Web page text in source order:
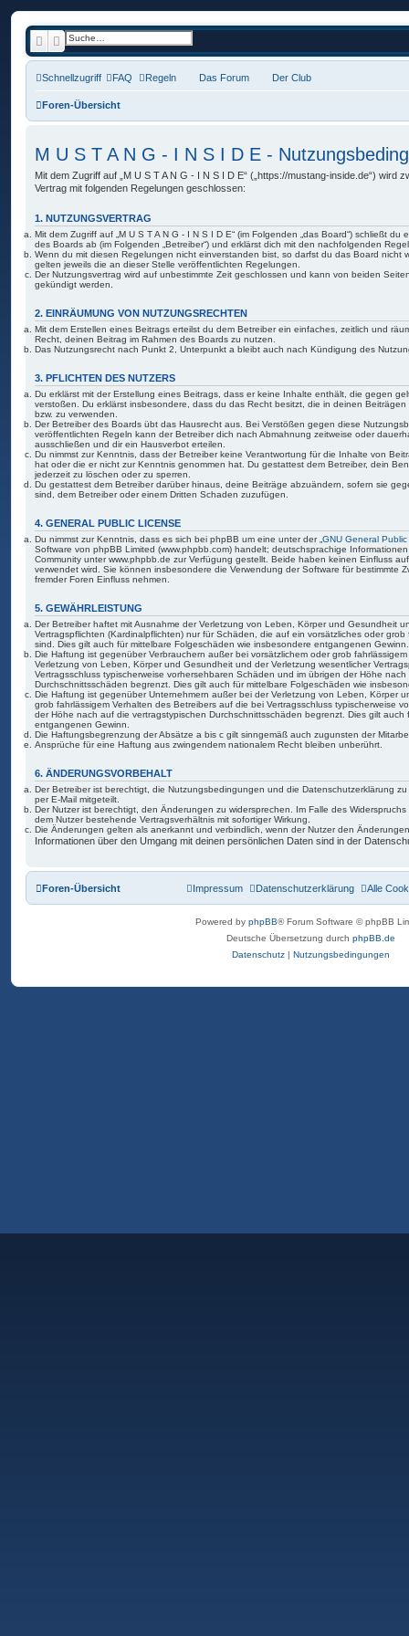
SucheErweiterte Suche
Schnellzugriff FAQ Regeln Das Forum Der Club
Foren-Übersicht
M U S T A N G - I N S I D E -
Mit dem Zugriff auf „M U S T A N G - I N S I D E“ („https://mustang-inside.de“) wird
Vertrag mit folgenden Regelungen geschlossen:
1. NUTZUNGSVERTRAG
Mit dem Zugriff auf „M U S T A N G - I N S I D E“ (im Folgenden „das Board“) schließt
des Boards ab (im Folgenden „Betreiber“) und erklärst dich mit den nachfolgenden
Wenn du mit diesen Regelungen nicht einverstanden bist, so darfst du das Board nicht
gelten jeweils die an dieser Stelle veröffentlichten Regelungen.
Der Nutzungsvertrag wird auf unbestimmte Zeit geschlossen und kann von beiden
gekündigt werden.
2. EINRÄUMUNG VON NUTZUNGSRECHTEN
Mit dem Erstellen eines Beitrags erteilst du dem Betreiber ein einfaches, zeitlich und
Recht, deinen Beitrag im Rahmen des Boards zu nutzen.
Das Nutzungsrecht nach Punkt 2, Unterpunkt a bleibt auch nach Kündigung des
3. PFLICHTEN DES NUTZERS
Du erklärst mit der Erstellung eines Beitrags, dass er keine Inhalte enthält, die gegen
verstoßen. Du erklärst insbesondere, dass du das Recht besitzt, die in deinen
bzw. zu verwenden.
Der Betreiber des Boards übt das Hausrecht aus. Bei Verstößen gegen diese
veröffentlichten Regeln kann der Betreiber dich nach Abmahnung zeitweise oder
ausschließen und dir ein Hausverbot erteilen.
Du nimmst zur Kenntnis, dass der Betreiber keine Verantwortung für die Inhalte von
hat oder die er nicht zur Kenntnis genommen hat. Du gestattest dem Betreiber, dein
jederzeit zu löschen oder zu sperren.
Du gestattest dem Betreiber darüber hinaus, deine Beiträge abzuändern, sofern sie
sind, dem Betreiber oder einem Dritten Schaden zuzufügen.
4. GENERAL PUBLIC LICENSE
Du nimmst zur Kenntnis, dass es sich bei phpBB um eine unter der „ GNU General
Software von phpBB Limited (www.phpbb.com) handelt; deutschsprachige
Community unter www.phpbb.de zur Verfügung gestellt. Beide haben keinen Einfluss
verwendet wird. Sie können insbesondere die Verwendung der Software für bestimmte
fremder Foren Einfluss nehmen.
5. GEWÄHRLEISTUNG
Der Betreiber haftet mit Ausnahme der Verletzung von Leben, Körper und Gesundheit
Vertragspflichten (Kardinalpflichten) nur für Schäden, die auf ein vorsätzliches oder
sind. Dies gilt auch für mittelbare Folgeschäden wie insbesondere entgangenen Gewinn.
Die Haftung ist gegenüber Verbrauchern außer bei vorsätzlichem oder grob
Verletzung von Leben, Körper und Gesundheit und der Verletzung wesentlicher
Vertragsschluss typischerweise vorhersehbaren Schäden und im übrigen der Höhe
Durchschnittsschäden begrenzt. Dies gilt auch für mittelbare Folgeschäden wie
Die Haftung ist gegenüber Unternehmern außer bei der Verletzung von Leben, Körper
grob fahrlässigem Verhalten des Betreibers auf die bei Vertragsschluss typischerweise
der Höhe nach auf die vertragstypischen Durchschnittsschäden begrenzt. Dies gilt
entgangenen Gewinn.
Die Haftungsbegrenzung der Absätze a bis c gilt sinngemäß auch zugunsten der
Ansprüche für eine Haftung aus zwingendem nationalem Recht bleiben unberührt.
6. ÄNDERUNGSVORBEHALT
Der Betreiber ist berechtigt, die Nutzungsbedingungen und die Datenschutzerklärung
per E-Mail mitgeteilt.
Der Nutzer ist berechtigt, den Änderungen zu widersprechen. Im Falle des
dem Nutzer bestehende Vertragsverhältnis mit sofortiger Wirkung.
Die Änderungen gelten als anerkannt und verbindlich, wenn der Nutzer den
Informationen über den Umgang mit deinen persönlichen Daten sind in der
Foren-Übersicht Alle
Datenschutzerklärung
Impressum
Powered by phpBB® Forum Software © phpBB
Deutsche Übersetzung durch phpBB.de
Datenschutz | Nutzungsbedingungen